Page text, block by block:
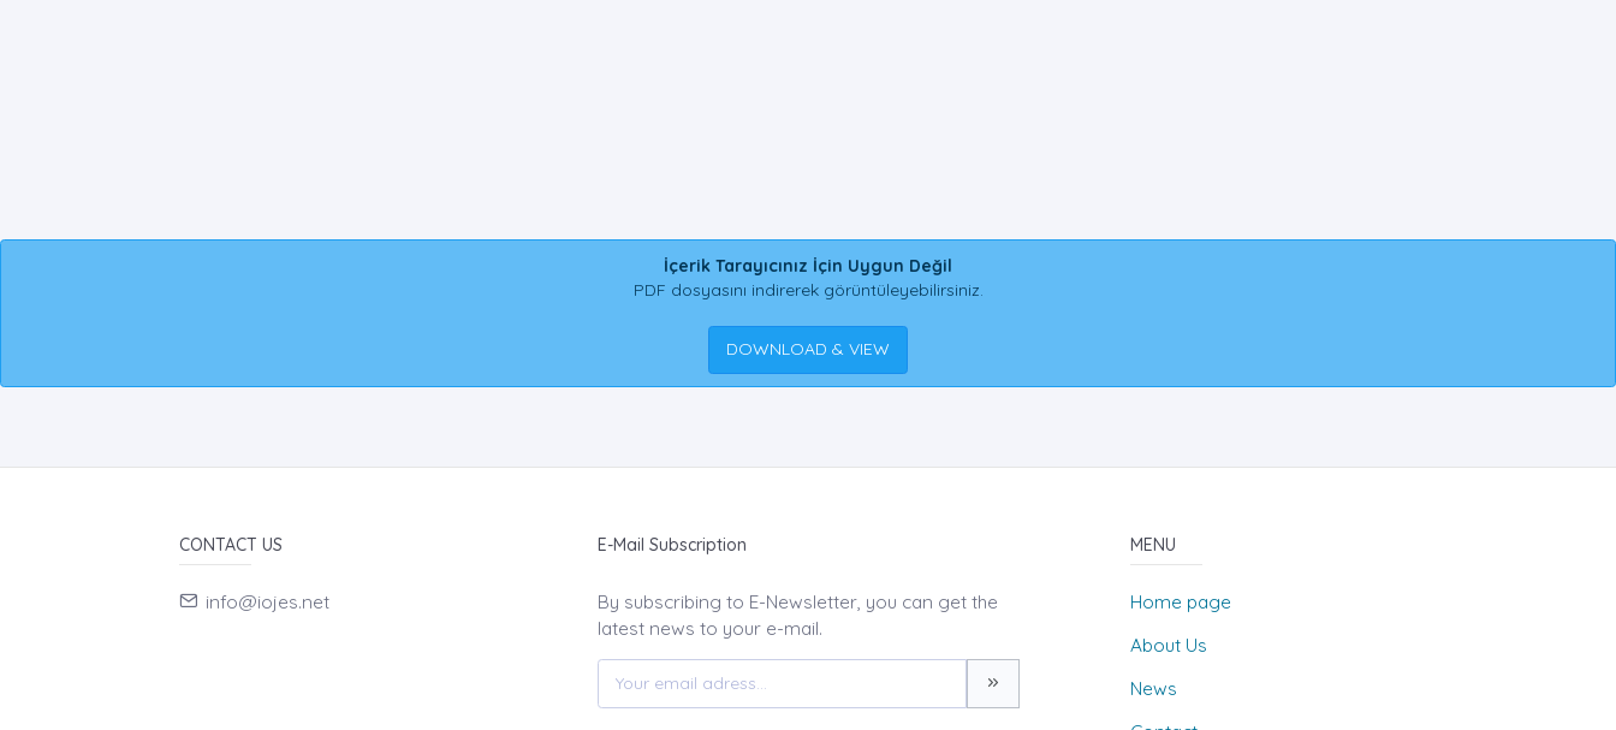
İçerik Tarayıcınız İçin Uygun Değil
PDF dosyasını indirerek görüntüleyebilirsiniz.
DOWNLOAD & VIEW
CONTACT US
info@iojes.net
E-Mail Subscription
By subscribing to E-Newsletter, you can get the
latest news to your e-mail.
MENU
Home page
About Us
News